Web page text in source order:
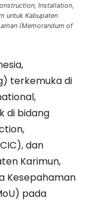
Installation,
untuk Kabupaten
(Memorandum of
terkemuka di
di bidang
dan
Karimun,
Kesepahaman
pada